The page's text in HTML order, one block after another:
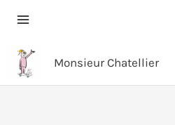
Monsieur Chatellier